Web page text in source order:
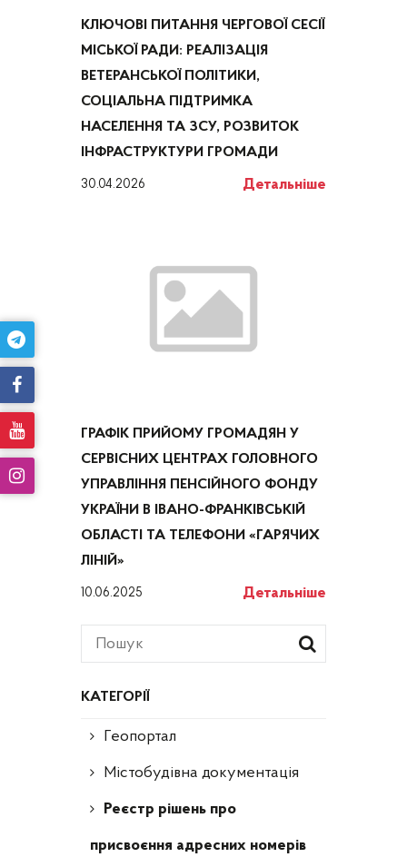
КАТЕГОРІЇ
Геопортал
Містобудівна документація
Реєстр рішень про
присвоєння адресних номерів
КЛЮЧОВІ ПИТАННЯ ЧЕРГОВОЇ СЕСІЇ
МІСЬКОЇ РАДИ: РЕАЛІЗАЦІЯ
ВЕТЕРАНСЬКОЇ ПОЛІТИКИ,
СОЦІАЛЬНА ПІДТРИМКА
НАСЕЛЕННЯ ТА ЗСУ, РОЗВИТОК
ІНФРАСТРУКТУРИ ГРОМАДИ
30.04.2026 Детальніше
ГРАФІК ПРИЙОМУ ГРОМАДЯН У
СЕРВІСНИХ ЦЕНТРАХ ГОЛОВНОГО
УПРАВЛІННЯ ПЕНСІЙНОГО ФОНДУ
УКРАЇНИ В ІВАНО-ФРАНКІВСЬКІЙ
ОБЛАСТІ ТА ТЕЛЕФОНИ «ГАРЯЧИХ
ЛІНІЙ»
10.06.2025 Детальніше